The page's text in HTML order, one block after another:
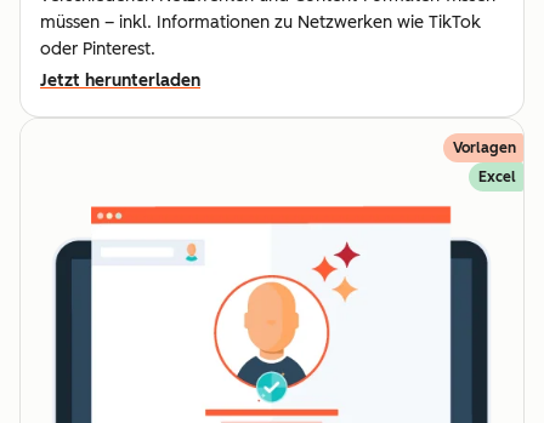
müssen – inkl. Informationen zu Netzwerken wie TikTok
oder Pinterest.
Jetzt herunterladen
Vorlagen
Excel